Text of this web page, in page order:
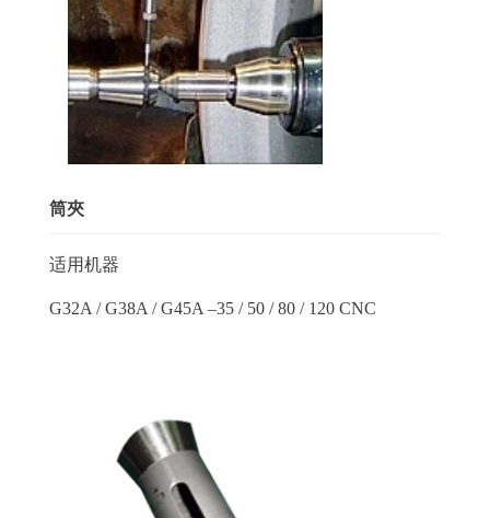
筒夾
适用机器
G32A / G38A / G45A –35 / 50 / 80 / 120 CNC